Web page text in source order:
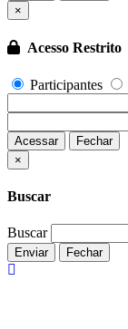
×
Acesso Restrito
Participantes
Acessar
Fechar
×
Buscar
Buscar
Enviar Fechar